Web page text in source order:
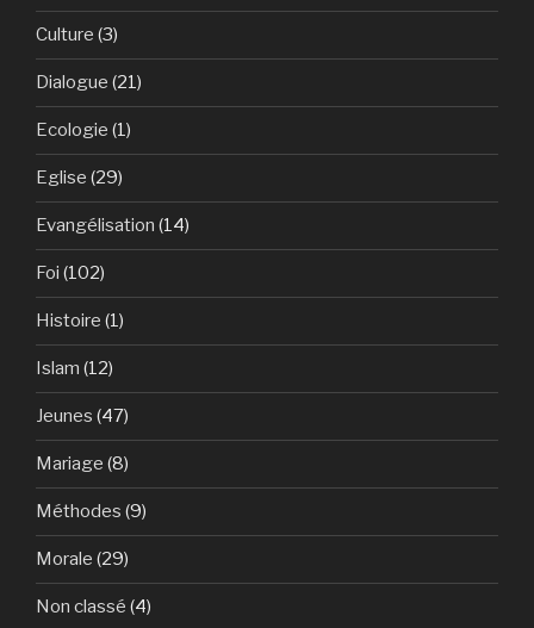
Culture (3)
Dialogue (21)
Ecologie (1)
Eglise (29)
Evangélisation (14)
Foi (102)
Histoire (1)
Islam (12)
Jeunes (47)
Mariage (8)
Méthodes (9)
Morale (29)
Non classé (4)